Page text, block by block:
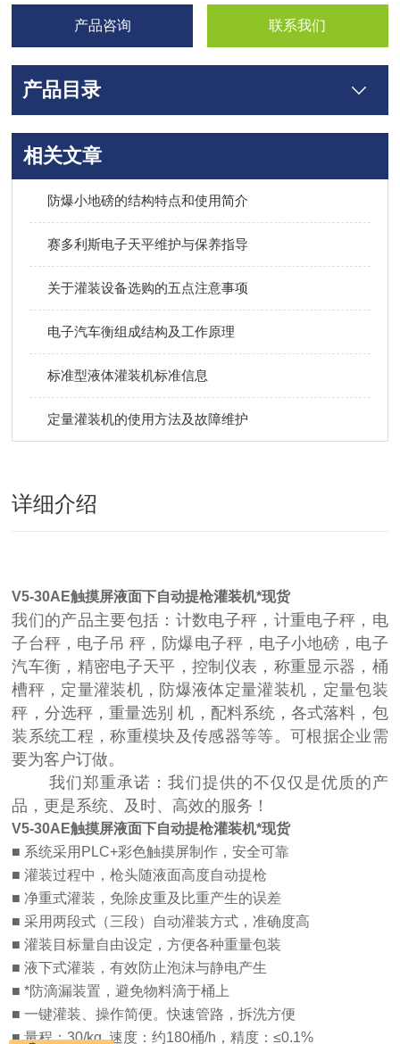
产品咨询 联系我们
产品目录
相关文章
防爆小地磅的结构特点和使用简介
赛多利斯电子天平维护与保养指导
关于灌装设备选购的五点注意事项
电子汽车衡组成结构及工作原理
标准型液体灌装机标准信息
定量灌装机的使用方法及故障维护
详细介绍
V5-30AE触摸屏液面下自动提枪灌装机*现货
我们的产品主要包括：计数电子秤，计重电子秤，电
子台秤，电子吊 秤，防爆电子秤，电子小地磅，电子
汽车衡，精密电子天平，控制仪表，称重显示器，桶
槽秤，定量灌装机，防爆液体定量灌装机，定量包装
秤，分选秤，重量选别 机，配料系统，各式落料，包
装系统工程，称重模块及传感器等等。可根据企业需
要为客户订做。
我们郑重承诺：我们提供的不仅仅是优质的产
品，更是系统、及时、高效的服务！
V5-30AE触摸屏液面下自动提枪灌装机*现货
■ 系统采用PLC+彩色触摸屏制作，安全可靠
■ 灌装过程中，枪头随液面高度自动提枪
■ 净重式灌装，免除皮重及比重产生的误差
■ 采用两段式（三段）自动灌装方式，准确度高
■ 灌装目标量自由设定，方便各种重量包装
■ 液下式灌装，有效防止泡沫与静电产生
■ *防滴漏装置，避免物料滴于桶上
■ 一键灌装、操作简便。快速管路，拆洗方便
■ 量程：30/kg. 速度：约180桶/h，精度：≤0.1%